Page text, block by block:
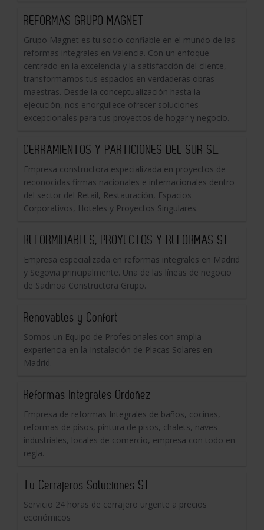
REFORMAS GRUPO MAGNET
Grupo Magnet es tu socio confiable en el mundo de las
reformas integrales en Valencia. Con un enfoque
centrado en la excelencia y la satisfacción del cliente,
transformamos tus espacios en verdaderas obras
maestras. Desde la conceptualización hasta la
ejecución, nos enorgullece ofrecer soluciones
excepcionales para tus proyectos de hogar y negocio.
CERRAMIENTOS Y PARTICIONES DEL SUR SL.
Empresa constructora especializada en proyectos de
reconocidas firmas nacionales e internacionales dentro
del sector del Retail, Restauración, Espacios
Corporativos, Hoteles y Proyectos Singulares.
REFORMIDABLES, PROYECTOS Y REFORMAS S.L.
Empresa especializada en reformas integrales en Madrid
y Segovia principalmente. Una de las líneas de negocio
de Sadinoa Constructora Grupo.
Renovables y Confort
Somos un Equipo de Profesionales con amplia
experiencia en la Instalación de Placas Solares en
Madrid.
Reformas Integrales Ordoñez
Empresa de reformas Integrales de baños, cocinas,
reformas de pisos, pintura de pisos, chalets, naves
industriales, locales de comercio, empresa con todo en
regla.
Tu Cerrajeros Soluciones S.L.
Servicio 24 horas de cerrajero urgente a precios
económicos